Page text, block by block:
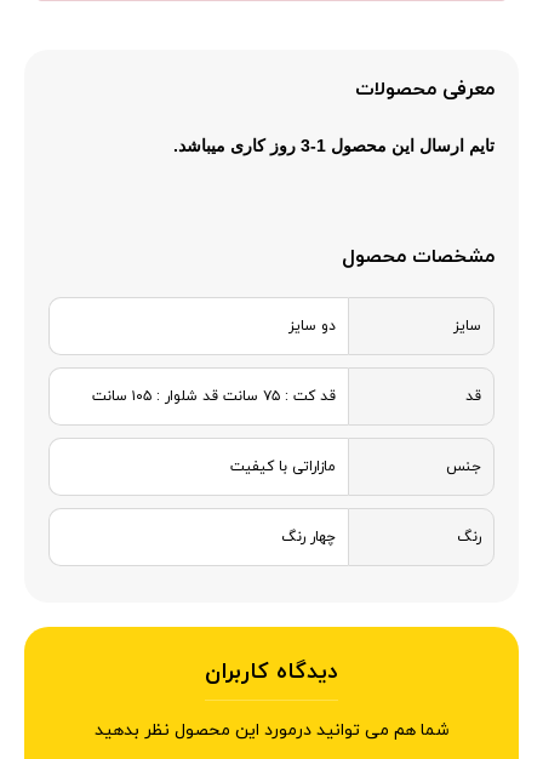
معرفی محصولات
تایم ارسال این محصول 1-3 روز کاری میباشد.
مشخصات محصول
سایز دو سایز
قد قد کت : ۷۵ سانت قد شلوار : ۱۰۵ سانت
جنس مازاراتی با کیفیت
رنگ چهار رنگ
دیدگاه کاربران
شما هم می توانید درمورد این محصول نظر بدهید